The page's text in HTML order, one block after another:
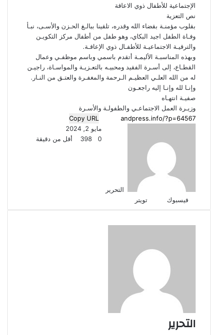
الإجتماعية للأطفال ذوي الاعاقة
نص التعزية
بقلوب مؤمنـة بقضاء الله وقدره، تلقينا ببالـغ الحـزن والأسـى، نبـأ
وفـاة الطفل اجيد البكاي، وهو طفل من أطفال مركز التكويـن
والترقيـة الاجتماعيـة للأطفـال ذوي الإعاقـة.
وبهذه المناسبـة الأليمـة أتقدم باسمي وباسم موظفـي وعمال
القطـاع، إلى أسـرة الفقيد ومحبيـه بالتعـزيـة والمواسـاة، راجيـن
له من الله العلـي العظيـم الـرحمة والمغفـرة والعتـق من النـار.
وإنـا لله وإنـا إليه راجعـون
صفيـة انتهـاه
وزيـرة العمل الاجتماعـي والطفولـة والأسـرة
Copy URL
التحرير
مايو 2, 2024
0
أقل من دقيقة
فيسبوك تويتر
عبر
التحرير